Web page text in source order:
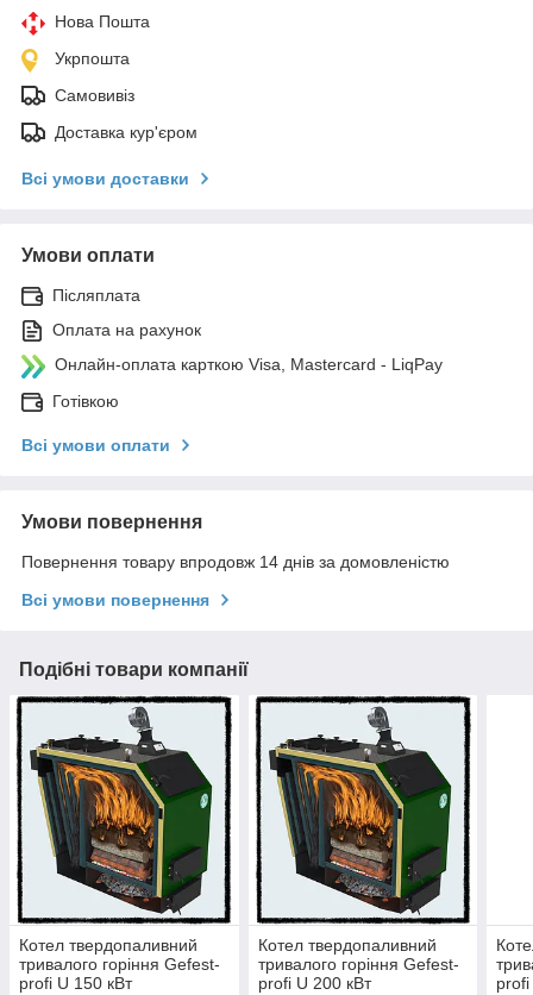
Нова Пошта
Укрпошта
Самовивіз
Доставка кур'єром
Всі умови доставки
Умови оплати
Післяплата
Оплата на рахунок
Онлайн-оплата карткою Visa, Mastercard - LiqPay
Готівкою
Всі умови оплати
Умови повернення
Повернення товару впродовж 14 днів за домовленістю
Всі умови повернення
Подібні товари компанії
Котел твердопаливний
тривалого горіння Gefest-
profi U 150 кВт
Котел твердопаливний
тривалого горіння Gefest-
profi U 200 кВт
profi